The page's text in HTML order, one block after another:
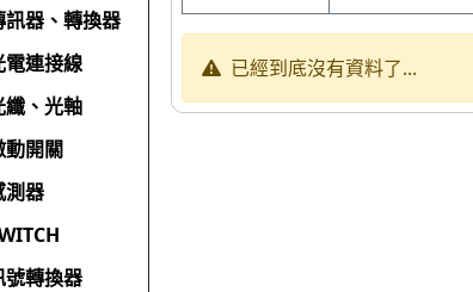
訊器、轉換器
電連接線
纖、光軸
動開關
測器
號轉換器
已經到底沒有資料了...